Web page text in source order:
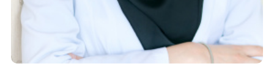
Cerita Pasien
Event
Asuransi